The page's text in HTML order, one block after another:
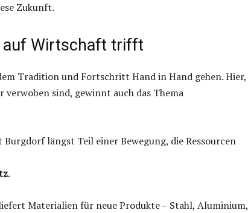
Zukunft.
auf Wirtschaft trifft
Tradition und Fortschritt Hand in Hand gehen. Hier,
sind, gewinnt auch das Thema
längst Teil einer Bewegung, die Ressourcen
.
Materialien für neue Produkte – Stahl, Aluminium,